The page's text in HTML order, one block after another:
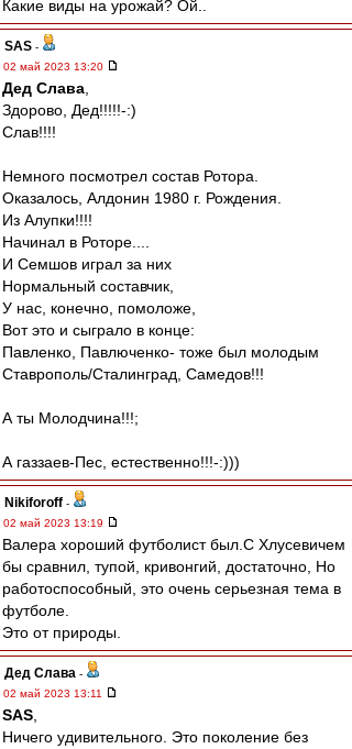
Какие виды на урожай? Ой..
SAS -
02 май 2023 13:20
Дед Слава
Здорово, Дед!!!!!-:)
Слав!!!!
Немного посмотрел состав Ротора.
Оказалось, Алдонин 1980 г. Рождения.
Из Алупки!!!!
Начинал в Роторе....
И Семшов играл за них
Нормальный составчик,
У нас, конечно, помоложе,
Вот это и сыграло в конце:
Павленко, Павлюченко- тоже был молодым
Ставрополь/Сталинград, Самедов!!!
А ты Молодчина!!!;
А газзаев-Пес, естественно!!!-:)))
Nikiforoff -
02 май 2023 13:19
Валера хороший футболист был.С Хлусевичем
бы сравнил, тупой, кривонгий, достаточно, Но
работоспособный, это очень серьезная тема в
футболе.
Это от природы.
Дед Слава -
02 май 2023 13:11
SAS
Ничего удивительного. Это поколение без